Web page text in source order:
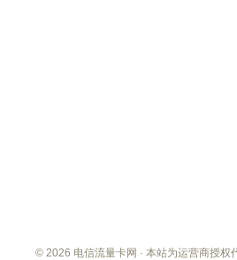
© 2026 电信流量卡网 · 本站为运营商授权